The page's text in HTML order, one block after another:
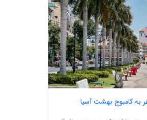
به کامبوج بهشت آسیا